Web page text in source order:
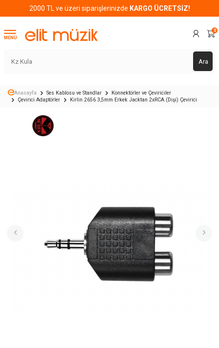
2000 TL ve üzeri siparişlerinizde KARGO ÜCRETSİZ!
MENÜ
Ara
0
Anasayfa Ses Kablosu ve Standlar
Konnektörler ve Çeviriciler
Çevirici Adaptörler
Kirlin 2656 3,5mm Erkek Jacktan 2xRCA (Dişi) Çevirici